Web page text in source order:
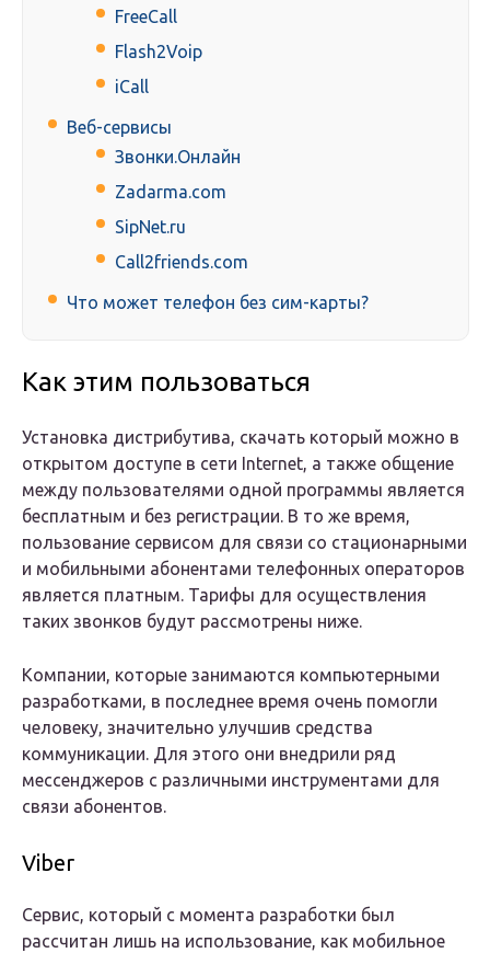
FreeCall
Flash2Voip
iCall
Веб-сервисы
Звонки.Онлайн
Zadarma.com
SipNet.ru
Call2friends.com
Что может телефон без сим-карты?
Как этим пользоваться
Установка дистрибутива, скачать который можно в
открытом доступе в сети Internet, а также общение
между пользователями одной программы является
бесплатным и без регистрации. В то же время,
пользование сервисом для связи со стационарными
и мобильными абонентами телефонных операторов
является платным. Тарифы для осуществления
таких звонков будут рассмотрены ниже.
Компании, которые занимаются компьютерными
разработками, в последнее время очень помогли
человеку, значительно улучшив средства
коммуникации. Для этого они внедрили ряд
мессенджеров с различными инструментами для
связи абонентов.
Viber
Сервис, который с момента разработки был
рассчитан лишь на использование, как мобильное